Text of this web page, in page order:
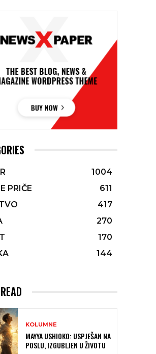
1004
PRIČE
611
417
270
170
144
KOLUMNE
MAYYA USHIOKO: USPJEŠAN NA
POSLU, IZGUBLJEN U ŽIVOTU